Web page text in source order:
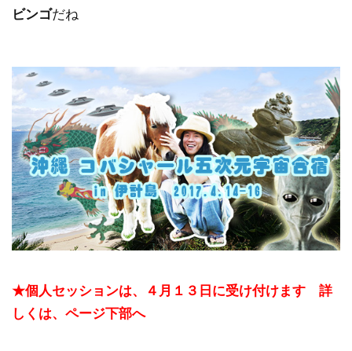
ビンゴだね
★個人セッションは、４月１３日に受け付けます 詳
しくは、ページ下部へ